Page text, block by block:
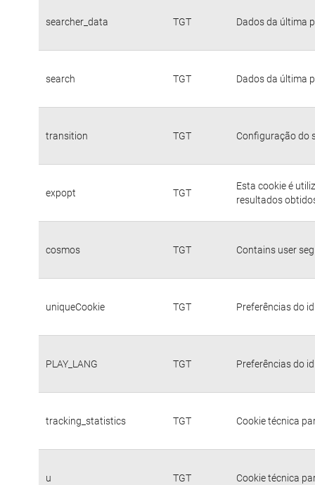
searcher_data TGT Dados da última
search TGT Dados da última
transition TGT Configuração do
expopt TGT
Esta cookie é
resultados
cosmos TGT Contains user
uniqueCookie TGT Preferências do
PLAY_LANG TGT Preferências do
tracking_statistics TGT Cookie técnica
u TGT Cookie técnica